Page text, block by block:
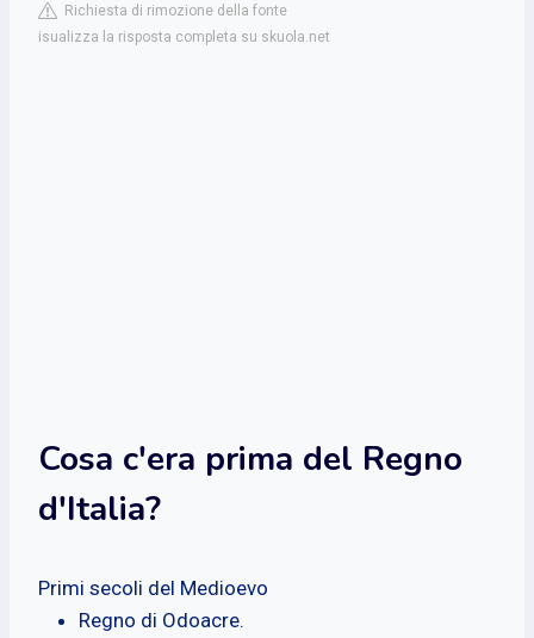
Richiesta di rimozione della fonte
isualizza la risposta completa su skuola.net
Cosa c'era prima del Regno
d'Italia?
Primi secoli del Medioevo
Regno di Odoacre.